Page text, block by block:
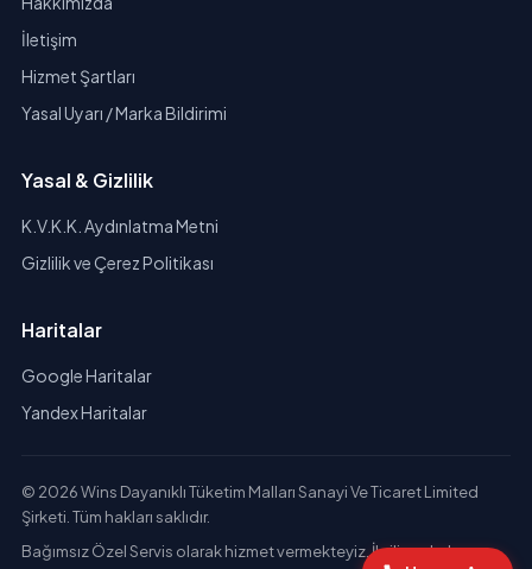
İletişim
Hizmet Şartları
Yasal Uyarı / Marka Bildirimi
Yasal & Gizlilik
K.V.K.K. Aydınlatma Metni
Gizlilik ve Çerez Politikası
Haritalar
Google Haritalar
Yandex Haritalar
© 2026 Wins Dayanıklı Tüketim Malları Sanayi Ve Ticaret Limited
Şirketi. Tüm hakları saklıdır.
Bağımsız Özel Servis olarak hizmet vermekteyiz. İlgili markaların